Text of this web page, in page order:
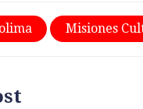
Misiones